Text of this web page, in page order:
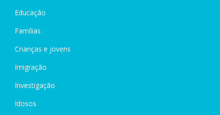
Educação
Famílias
Crianças e jovens
Imigração
Investigação
Idosos